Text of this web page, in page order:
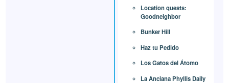
Location quests:
Goodneighbor
Bunker Hill
Haz tu Pedido
Los Gatos del Átomo
La Anciana Phyllis Daily